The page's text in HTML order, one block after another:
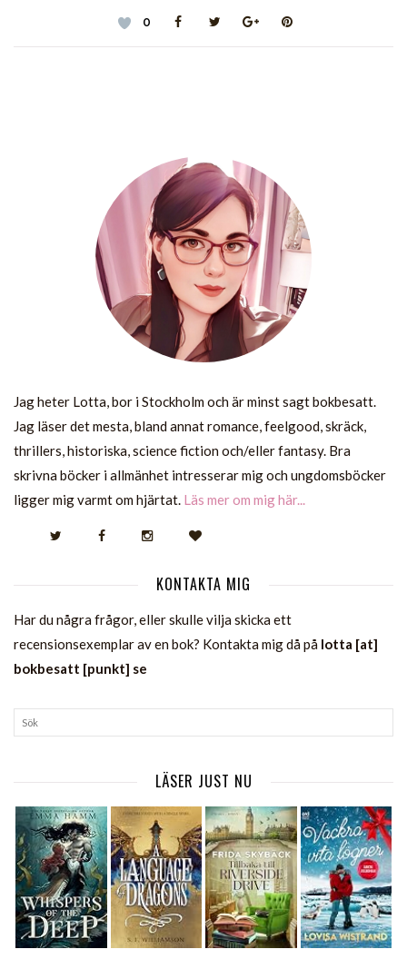
0
Jag heter Lotta, bor i Stockholm och är minst sagt bokbesatt.
Jag läser det mesta, bland annat romance, feelgood, skräck,
thrillers, historiska, science fiction och/eller fantasy. Bra
skrivna böcker i allmänhet intresserar mig och ungdomsböcker
ligger mig varmt om hjärtat. Läs mer om mig här...
KONTAKTA MIG
Har du några frågor, eller skulle vilja skicka ett
recensionsexemplar av en bok? Kontakta mig då på lotta [at]
bokbesatt [punkt] se
LÄSER JUST NU